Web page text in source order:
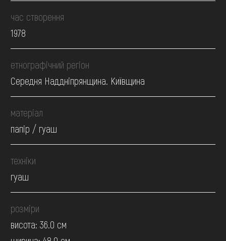
час створення
1978
етнографічний регіон
Середня Наддніпрянщина. Київщина
матеріал
папір / гуаш
техніки
гуаш
розміри
висота: 36.0 см